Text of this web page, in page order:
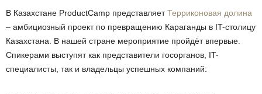
В Казахстане ProductCamp представляетТерриконовая долина
– амбициозный проект по превращению Караганды в IT-столицу
Казахстана. В нашей стране мероприятие пройдёт впервые.
Спикерами выступят как представители госорганов, IT-
специалисты, так и владельцы успешных компаний: